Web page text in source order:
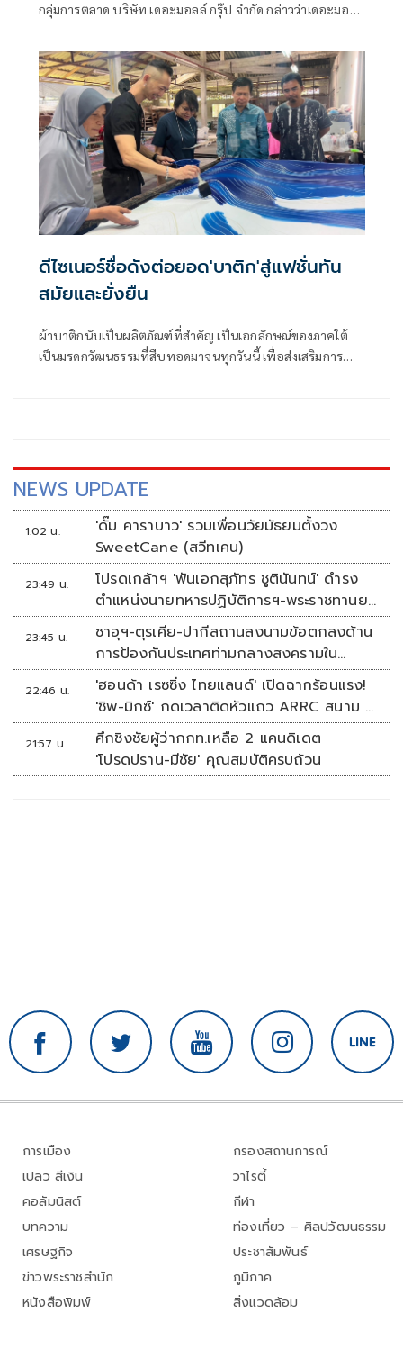
กลุ่มการตลาด บริษัท เดอะมอลล์ กรุ๊ป จำกัด กล่าวว่าเดอะมอลล์
สังคม ภายใต้แนวคิด ESG ตอกย้ำการเป็นศูนย์การค้ารักษ์โลก
ขานรับนโยบายกรุงเทพมหานครในโครงการ“
ดีไซเนอร์ชื่อดังต่อยอด'บาติก'สู่แฟชั่นทัน
สมัยและยั่งยืน
ผ้าบาติกนับเป็นผลิตภัณฑ์ที่สำคัญ เป็นเอกลักษณ์ของภาคใต้
เป็นมรดกวัฒนธรรมที่สืบทอดมาจนทุกวันนี้ เพื่อส่งเสริมการ
NEWS UPDATE
1:02 น.
'ดั๊ม คาราบาว' รวมเพื่อนวัยมัธยมตั้งวง
SweetCane (สวีทเคน)
23:49 น.
โปรดเกล้าฯ 'พันเอกสุภัทร ชูตินันทน์' ดำรง
ตำแหน่งนายทหารปฏิบัติการฯ-พระราชทานยศ
'พลตรี'
23:45 น.
ซาอุฯ-ตุรเคีย-ปากีสถานลงนามข้อตกลงด้าน
การป้องกันประเทศท่ามกลางสงครามใน
ภูมิภาค
22:46 น.
'ฮอนด้า เรซซิ่ง ไทยแลนด์' เปิดฉากร้อนแรง!
'ชิพ-มิกซ์' กดเวลาติดหัวแถว ARRC สนาม 4
ที่มัลดาลิกา
21:57 น.
ศึกชิงชัยผู้ว่ากกท.เหลือ 2 แคนดิเดต
'โปรดปราน-มีชัย' คุณสมบัติครบถ้วน
การเมือง
เปลว สีเงิน
คอลัมนิสต์
บทความ
เศรษฐกิจ
ข่าวพระราชสำนัก
หนังสือพิมพ์
กรองสถานการณ์
วาไรตี้
กีฬา
ท่องเที่ยว – ศิลปวัฒนธรรม
ประชาสัมพันธ์
ภูมิภาค
สิ่งแวดล้อม